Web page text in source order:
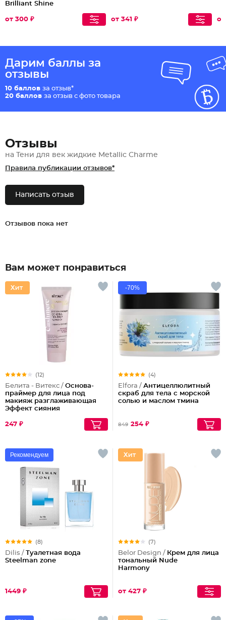
Brilliant Shine
от 300 ₽ от 341 ₽ от
Дарим баллы за
отзывы
10 баллов за отзыв*
20 баллов за отзыв с фото товара
Отзывы
на Тени для век жидкие Metallic Charme
Правила публикации отзывов*
Написать отзыв
Отзывов пока нет
Вам может понравиться
(12)
Белита - Витекс / Основа-
праймер для лица под
макияж разглаживающая
Эффект сияния
247 ₽
-70%
(4)
Elfora / Антицеллюлитный
скраб для тела с морской
солью и маслом тмина
849 254 ₽
Рекомендуем
(8)
Dilis / Туалетная вода
Steelman zone
1449 ₽
(7)
Belor Design / Крем для лица
тональный Nude
Harmony
от 427 ₽